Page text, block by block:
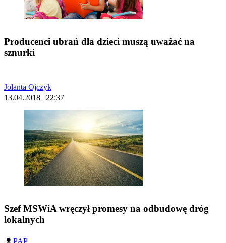
Producenci ubrań dla dzieci muszą uważać na
sznurki
Jolanta Ojczyk
13.04.2018 | 22:37
Szef MSWiA wręczył promesy na odbudowę dróg
lokalnych
PAP